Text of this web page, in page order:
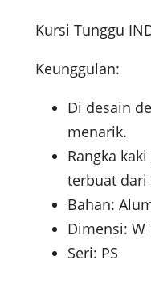
Kursi Tunggu
Keunggulan:
Di desain
menarik.
Rangka
terbuat
Bahan:
Dimensi: W
Seri: PS